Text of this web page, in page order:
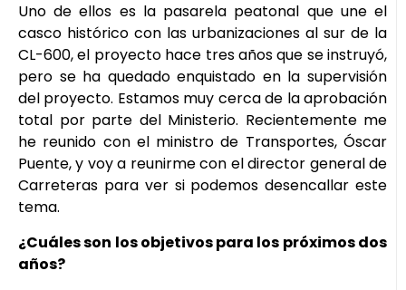
Uno de ellos es la pasarela peatonal que une el
casco histórico con las urbanizaciones al sur de la
CL-600, el proyecto hace tres años que se instruyó,
pero se ha quedado enquistado en la supervisión
del proyecto. Estamos muy cerca de la aprobación
total por parte del Ministerio. Recientemente me
he reunido con el ministro de Transportes, Óscar
Puente, y voy a reunirme con el director general de
Carreteras para ver si podemos desencallar este
tema.
¿Cuáles son los objetivos para los próximos dos
años?